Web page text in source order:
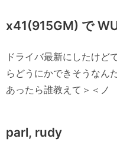
x41(915GM) で
ドライバ最新にしたけど
らどうにかできそうなん
あったら誰教えて＞＜ノ
parl, rudy